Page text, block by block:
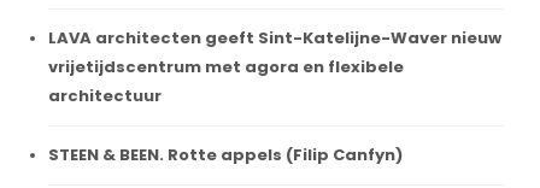
LAVA architecten geeft Sint-Katelijne-Waver nieuw
vrijetijdscentrum met agora en flexibele
architectuur
STEEN & BEEN. Rotte appels (Filip Canfyn)